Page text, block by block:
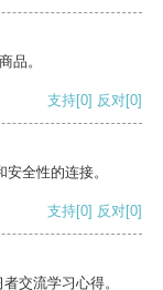
品。
支持[0] 反对[0]
全性的连接。
支持[0] 反对[0]
交流学习心得。